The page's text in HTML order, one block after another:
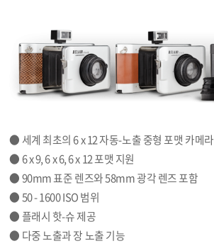
● 세계 최초의 6 x 12 자동-노출 중형 포맷 카메라
● 6 x 9, 6 x 6, 6 x 12 포맷 지원
● 90mm 표준 렌즈와 58mm 광각 렌즈 포함
● 50 - 1600 ISO 범위
● 플래시 핫-슈 제공
● 다중 노출과 장 노출 기능